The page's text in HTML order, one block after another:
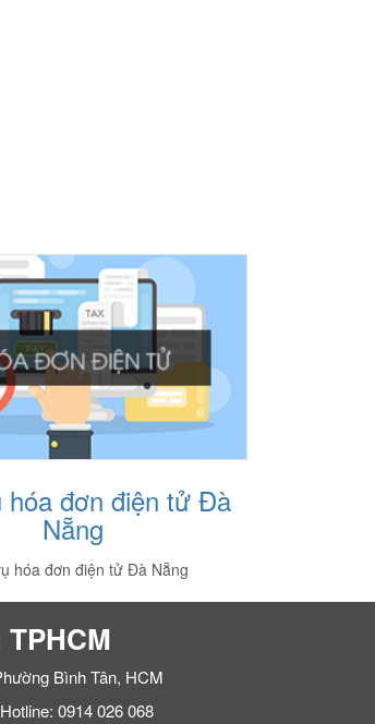
hóa đơn điện tử Đà
Nẵng
hóa đơn điện tử Đà Nẵng
Bình Tân, HCM
0914 026 068